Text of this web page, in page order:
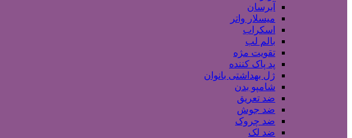
آبرسان
میسلار واتر
اسکراب
بالم لب
تقویت مژه
پد پاک کننده
ژل بهداشتی بانوان
شامپو بدن
ضد تعریق
ضد جوش
ضد چروک
ضد لک